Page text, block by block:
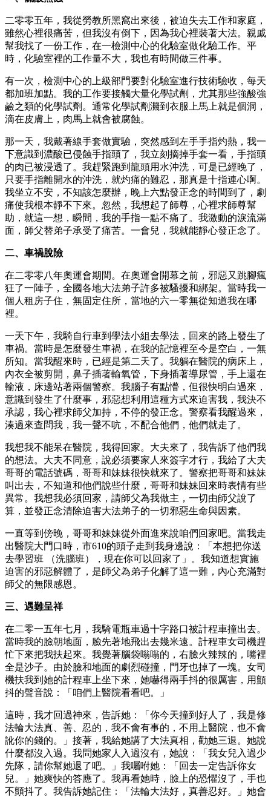
二零零五年，我從勞教所黑窩出來後，被迫失去工作和家庭，
雖然心裡很痛苦，但我沒有倒下，因為我心裡裝著大法。親戚
幫我找了一份工作，在一檢測中心的化驗室做化驗工作。平
時，化驗室裡的工作量不大，我也有時間做三件事。
有一次，檢測中心的上級部門要對化驗室進行技術驗收，每天
都加班加點。我的工作要接觸大量化學試劑，尤其那些強酸強
鹼之類的化學試劑。通常化學試劑濺到衣服上馬上就是個洞，
滴在皮膚上，肉馬上就會被腐蝕。
那一天，我戴著線手套做實驗，突然感到左手手指灼熱，我一
下意識到濃酸已侵蝕手指頭了，我立刻摘掉手套一看，手指頭
的肉已被浸透了。我趕緊跑到龍頭用水沖洗，可是已經晚了，
只要手指離開水的沖洗，就灼痛的難忍，那真是十指連心啊。
我坐立不安，不知該怎麼辦，晚上六點發正念的時間到了，劇
痛使我根本靜不下來。忽然，我想起了師尊，心裡求師尊幫
助，就這一想，瞬間，我的手指一點不痛了。我激動的淚流滿
面，師父替弟子承受了痛苦。一會兒，我就能靜心發正念了。
二、車禍脫險
在二零零八年奧運會期間。在奧運會開幕之前，邪惡又跳腳瘋
狂了一陣子，全國各地大法弟子許多被騷擾和綁架。當時我一
個人租房子住，無固定住所，當地的六一零無從知道我在哪
裡。
一天下午，我騎自行車到學法小組去學法，回來的路上發生了
車禍。當時是怎麼發生車禍，在我的記憶裡至今是空白，一無
所知。當我醒來時，已經是第二天了。我躺在醫院的病床上，
內衣全被剪開，鼻子插著輸氧管，下身插著導尿管，手上還在
輸液，床邊站著兩個警察。我腦子有點懵，但很快明白過來，
意識到發生了什麼事，邪惡想利用這種方式來迫害我，我決不
承認，我心裡求師父加持，不停的發正念。警察看我醒過來，
湊過來查問我，我一聲不吭，不配合他們，他們就走了。
我想我不能呆在醫院，我得回家。大夫來了，我告訴了他們我
的想法。大夫不同意，說必須要家人來簽字才行，我給了大夫
哥哥的電話號碼，哥哥和妹妹很快就來了。警察把哥哥和妹妹
叫出去，不知道和他們說些什麼，哥哥和妹妹回來時表情有些
異常。我想我必須回家，請師父為我做主，一切由師父說了
算，並發正念清除迫害大法弟子的一切邪惡生命與因素。
一直等到傍晚，哥哥和妹妹從外面進來說咱們回家吧。當我走
出醫院大門口時，市610的頭子走到我身邊說：「本想把你送
去學習班 （洗腦班），現在你可以回家了」。我知道想實施
迫害的邪惡解體了，是師父為弟子化解了這一難，內心充滿對
師父的無限感恩。
三、遇難呈祥
在二零一五年七月，我騎電瓶車過十字路口被計程車撞出去。
當時我的臉朝地面，臉先著地飛出去幾米遠。計程車女司機趕
忙下來把我扶起來。我覺著腦袋嗡嗡的，右臉火辣辣的，嘴裡
全是沙子。由於臉和地面的劇烈碰撞，門牙也掉了一塊。女司
機扶我到她的計程車上坐下來，她嚇得兩手抖的很厲害，用顫
抖的聲音說：「咱們上醫院看看吧。」
這時，我才回過神來，告訴她：「你今天撞到好人了，我是修
法輪大法真、善、忍的，我不會有事的，不用上醫院，也不會
訛你的錢的。」接著，我給她講了大法真相，勸她三退。她說
什麼都沒入過。我問她家人入過沒有，她說：「我女兒入過少
先隊，請你幫她退了吧。」我囑咐她：「回去一定告訴你女
兒。」她爽快的答應了。我再看她時，臉上的恐懼沒了，手也
不顫抖了。我告訴她記住：「法輪大法好，真善忍好。」她會